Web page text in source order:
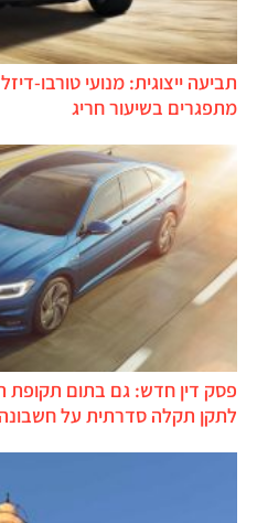
תביעה ייצוגית: מנועי טורבו-
מתפגרים בשיעור חריג
פסק דין חדש: גם בתום תקופת
לתקן תקלה סדרתית על חשבונה